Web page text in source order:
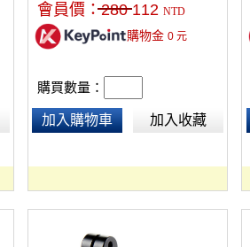
會員價：280 112 NTD
購物金 0元
購買數量：
加入購物車 加入收藏